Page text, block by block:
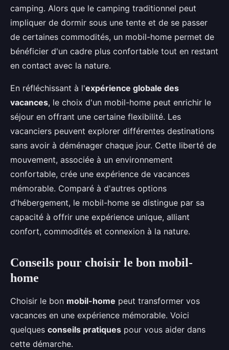
camping. Alors que le camping traditionnel peut
impliquer de dormir sous une tente et de se passer
de certaines commodités, un mobil-home permet de
bénéficier d'un cadre plus confortable tout en restant
en contact avec la nature.
En réfléchissant à l'expérience globale des
vacances, le choix d'un mobil-home peut enrichir le
séjour en offrant une certaine flexibilité. Les
vacanciers peuvent explorer différentes destinations
sans avoir à déménager chaque jour. Cette liberté de
mouvement, associée à un environnement
confortable, crée une expérience de vacances
mémorable. Comparé à d'autres options
d'hébergement, le mobil-home se distingue par sa
capacité à offrir une expérience unique, alliant
confort, commodités et connexion à la nature.
Conseils pour choisir le bon mobil-
home
Choisir le bon mobil-home peut transformer vos
vacances en une expérience mémorable. Voici
quelques conseils pratiques pour vous aider dans
cette démarche.